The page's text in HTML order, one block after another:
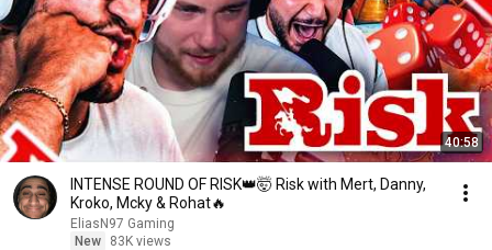
40:58
INTENSE ROUND OF RISK👑🤯 Risk with Mert, Danny,
Kroko, Mcky & Rohat🔥
EliasN97 Gaming
New
83K views